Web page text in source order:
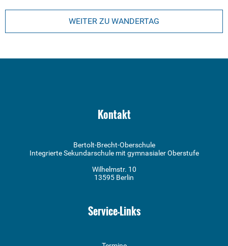
WEITER ZU WANDERTAG
Kontakt
Bertolt-Brecht-Oberschule
Integrierte Sekundarschule mit gymnasialer Oberstufe
Wilhelmstr. 10
13595 Berlin
Service-Links